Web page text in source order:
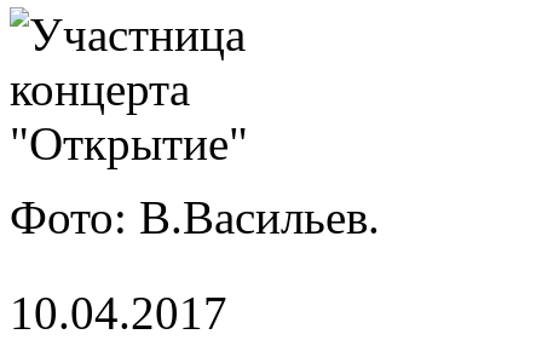
Фото: В.Васильев.
10.04.2017